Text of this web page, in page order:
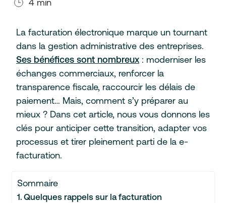
4 min
La facturation électronique marque un tournant
dans la gestion administrative des entreprises.
Ses bénéfices sont nombreux: moderniser les
échanges commerciaux, renforcer la
transparence fiscale, raccourcir les délais de
paiement… Mais, comment s’y préparer au
mieux ? Dans cet article, nous vous donnons les
clés pour anticiper cette transition, adapter vos
processus et tirer pleinement parti de la e-
facturation.
Sommaire
Quelques rappels sur la facturation